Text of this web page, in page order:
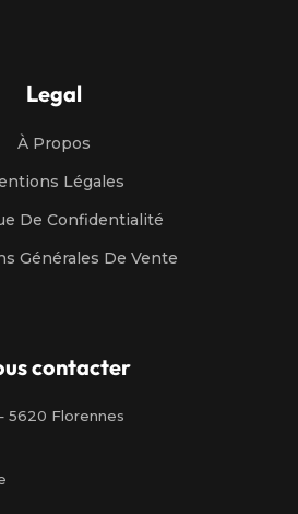
Legal
À Propos
Légales
De Confidentialité
Générales De Vente
contacter
5620 Florennes